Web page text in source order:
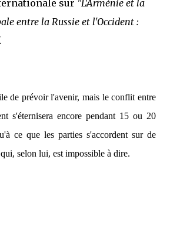
sur "L'Arménie et la
entre la Russie et l'Occident :
de prévoir l'avenir, mais le conflit entre
s'éternisera encore pendant 15 ou 20
ce que les parties s'accordent sur de
selon lui, est impossible à dire.